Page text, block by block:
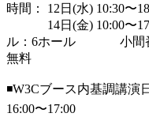
時間： 12日(水) 10:30
14日(金) 10:00〜
ル：6ホール 小間番
無料
◾️W3Cブース内基調講演
16:00〜17:00